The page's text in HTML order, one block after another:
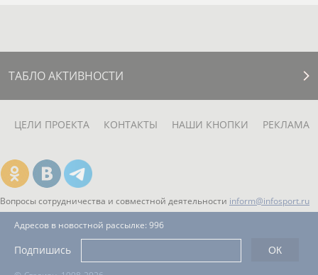
ТАБЛО АКТИВНОСТИ
ЦЕЛИ ПРОЕКТА КОНТАКТЫ НАШИ КНОПКИ РЕКЛАМА
Вопросы сотрудничества и совместной деятельности inform@infosport.ru
Адресов в новостной рассылке: 996
Подпишись